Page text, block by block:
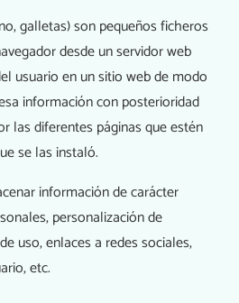
galletas) son pequeños ficheros
desde un servidor web
usuario en un sitio web de modo
información con posterioridad
las diferentes páginas que estén
se las instaló.
información de carácter
personalización de
uso, enlaces a redes sociales,
etc.